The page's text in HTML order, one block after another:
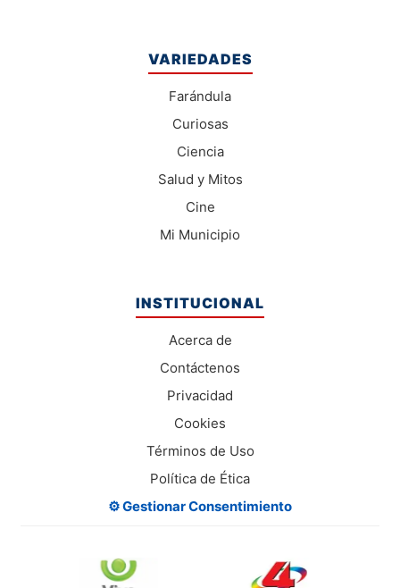
VARIEDADES
Farándula
Curiosas
Ciencia
Salud y Mitos
Cine
Mi Municipio
INSTITUCIONAL
Acerca de
Contáctenos
Privacidad
Cookies
Términos de Uso
Política de Ética
⚙️ Gestionar Consentimiento